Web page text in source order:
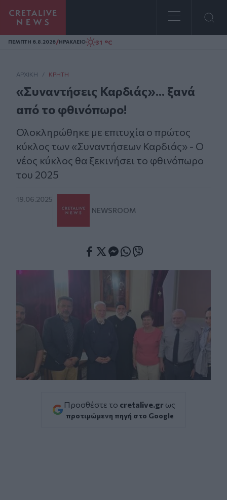
Homepage
ΠΕΜΠΤΗ 6.8.2026/ΗΡΑΚΛΕΙΟ 31 °C
ΑΡΧΙΚΗ / ΚΡΉΤΗ
«Συναντήσεις Καρδιάς»... ξανά
από το φθινόπωρο!
Ολοκληρώθηκε με επιτυχία ο πρώτος
κύκλος των «Συναντήσεων Καρδιάς» - Ο
νέος κύκλος θα ξεκινήσει το φθινόπωρο
του 2025
19.06.2025
NEWSROOM
Προσθέστε το cretalive.gr ως
προτιμώμενη πηγή στο Google